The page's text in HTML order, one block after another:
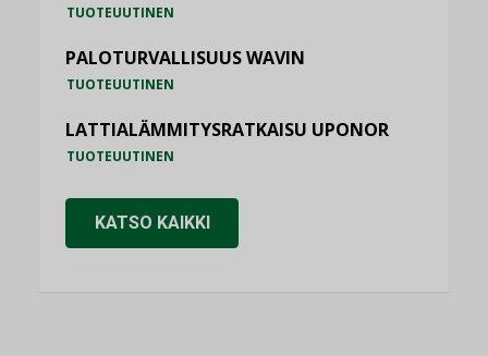
TUOTEUUTINEN
PALOTURVALLISUUS WAVIN
TUOTEUUTINEN
LATTIALÄMMITYSRATKAISU UPONOR
TUOTEUUTINEN
KATSO KAIKKI